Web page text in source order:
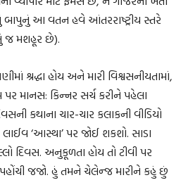
આ વતન હવે આંતરરાષ્ટ્રીય સ્તરે
જ મશહૂર છે).
શ્રદ્ધા હોય અને મારી વિશ્વસનીયતામાં,
માનસ: કિન્નર સર્ચ કરીને પહેલા
કથાના ચાર-ચાર કલાકની વીડિયો
‘આસ્થા’ પર જોઈ શકશો. સાડા
દિવસ. અનુકૂળતા હોય તો ટીવી પર
જજો. હું તમને ચેલેન્જ મારીને કહું છું